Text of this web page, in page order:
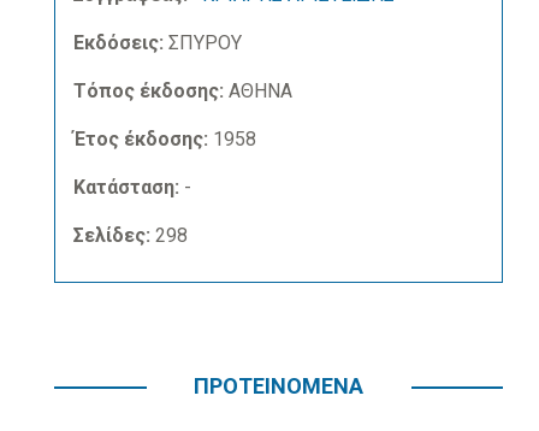
Εκδόσεις: ΣΠΥΡΟΥ
Τόπος έκδοσης: ΑΘΗΝΑ
Έτος έκδοσης: 1958
Κατάσταση: -
Σελίδες: 298
ΠΡΟΤΕΙΝΟΜΕΝΑ